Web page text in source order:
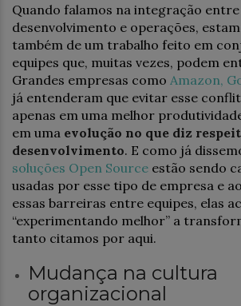
Quando falamos na integração entre
desenvolvimento e operações,
também de um trabalho feito em
equipes que, muitas vezes, podem
Grandes empresas como Amazon,
já entenderam que evitar esse
apenas em uma melhor
em uma evolução no que diz
desenvolvimento. E como já
soluções Open Source estão sendo
usadas por esse tipo de empresa e
essas barreiras entre equipes, elas
“experimentando melhor” a
tanto citamos por aqui.
Mudança na cultura
organizacional